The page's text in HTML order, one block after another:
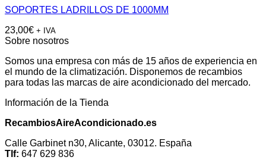
SOPORTES LADRILLOS DE 1000MM
23,00€ + IVA
Sobre nosotros
Somos una empresa con más de 15 años de experiencia en
el mundo de la climatización. Disponemos de recambios
para todas las marcas de aire acondicionado del mercado.
Información de la Tienda
RecambiosAireAcondicionado.es
Calle Garbinet n30, Alicante, 03012. España
Tlf: 647 629 836